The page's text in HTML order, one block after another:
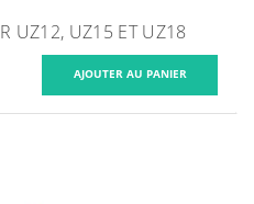
UZ12, UZ15 ET UZ18